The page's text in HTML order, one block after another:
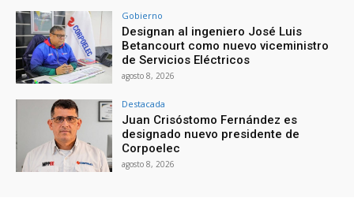
Gobierno
Designan al ingeniero José Luis
Betancourt como nuevo viceministro
de Servicios Eléctricos
agosto 8, 2026
Destacada
Juan Crisóstomo Fernández es
designado nuevo presidente de
Corpoelec
agosto 8, 2026